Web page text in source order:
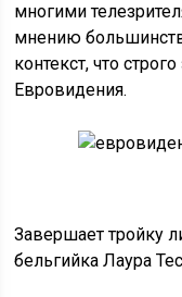
многими
мнению
контекст, что
Евровидения.
Завершает тройку
бельгийка Лаура